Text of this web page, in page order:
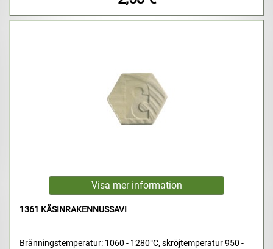
1361 KÄSINRAKENNUSSAVI
Bränningstemperatur: 1060 - 1280°C, skröjtemperatur 950 -